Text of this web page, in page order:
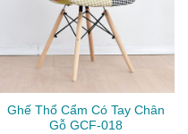
Ghế Thổ Cẩm Có Tay Chân
Gỗ GCF-018